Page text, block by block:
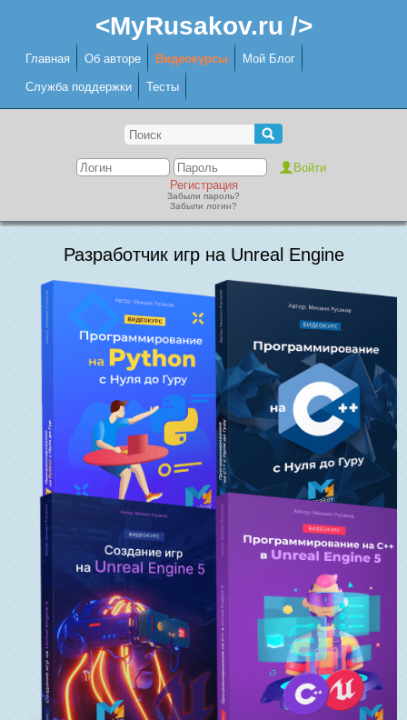
<MyRusakov.ru />
Главная Об авторе Видеокурсы Мой Блог
Служба поддержки Тесты
Регистрация
Забыли пароль?
Забыли логин?
Разработчик игр на Unreal Engine